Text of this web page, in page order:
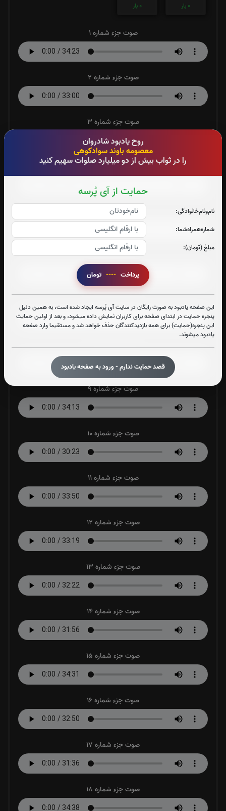
روح یادبود شادروان
معصومه باوند سوادکوهی
را در ثواب بیش از دو میلیارد صلوات سهیم کنید
حمایت از آی پُرسه
نام‌و‌نام‌خانوادگی:
شماره‌همراه‌شما:
مبلغ (تومان):
پرداخت ----
این صفحه یادبود به صورت رایگان در سایت آی پُرسه ایجاد شده است، به همین دلیل
پنجره حمایت در ابتدای صفحه برای کاربران نمایش داده میشود، و بعد از اولین حمایت
این پنجره(حمایت) برای همه بازدیدکنندگان حذف خواهد شد و مستقیما وارد صفحه
یادبود میشوند.
قصد حمایت ندارم - ورود به صفحه یادبود
0 بار
0 بار
صوت جزء شماره 1
صوت جزء شماره 2
صوت جزء شماره 3
صوت جزء شماره 4
صوت جزء شماره 5
صوت جزء شماره 6
صوت جزء شماره 8
صوت جزء شماره 9
صوت جزء شماره 10
صوت جزء شماره 11
صوت جزء شماره 12
صوت جزء شماره 13
صوت جزء شماره 14
صوت جزء شماره 15
صوت جزء شماره 16
صوت جزء شماره 17
صوت جزء شماره 18